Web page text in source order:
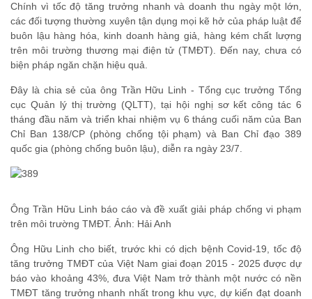
Chính vì tốc độ tăng trưởng nhanh và doanh thu ngày một lớn,
các đối tượng thường xuyên tận dụng mọi kẽ hở của pháp luật để
buôn lậu hàng hóa, kinh doanh hàng giả, hàng kém chất lượng
trên môi trường thương mại điện tử (TMĐT). Đến nay, chưa có
biện pháp ngăn chặn hiệu quả.
Đây là chia sẻ của ông Trần Hữu Linh - Tổng cục trưởng Tổng
cục Quản lý thị trường (QLTT), tại hội nghị sơ kết công tác 6
tháng đầu năm và triển khai nhiệm vụ 6 tháng cuối năm của Ban
Chỉ Ban 138/CP (phòng chống tội phạm) và Ban Chỉ đạo 389
quốc gia (phòng chống buôn lậu), diễn ra ngày 23/7.
Ông Trần Hữu Linh báo cáo và đề xuất giải pháp chống vi phạm
trên môi trường TMĐT. Ảnh: Hải Anh
Ông Hữu Linh cho biết, trước khi có dịch bệnh Covid-19, tốc độ
tăng trưởng TMĐT của Việt Nam giai đoạn 2015 - 2025 được dự
báo vào khoảng 43%, đưa Việt Nam trở thành một nước có nền
TMĐT tăng trưởng nhanh nhất trong khu vực, dự kiến đạt doanh